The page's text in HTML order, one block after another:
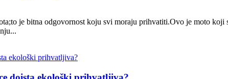
je bitna odgovornost koju svi moraju prihvatiti.Ovo je moto